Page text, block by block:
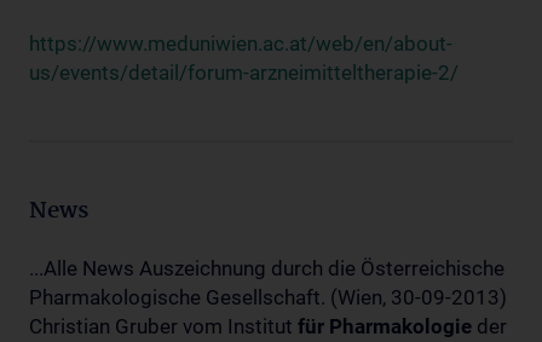
https://www.meduniwien.ac.at/web/en/about-
us/events/detail/forum-arzneimitteltherapie-2/
News
...Alle News Auszeichnung durch die Österreichische
Pharmakologische Gesellschaft. (Wien, 30-09-2013)
Christian Gruber vom Institut für Pharmakologie der